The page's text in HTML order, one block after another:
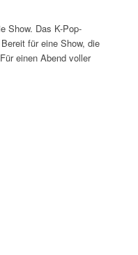
Show. Das K-Pop-
für eine Show, die
einen Abend voller